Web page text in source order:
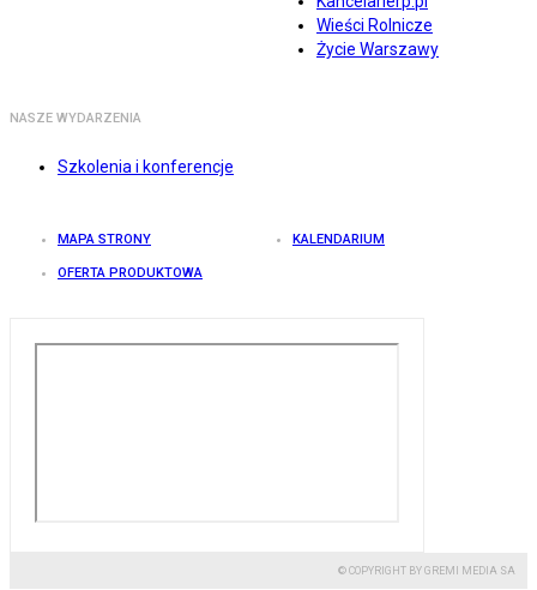
Wieści Rolnicze
Życie Warszawy
NASZE WYDARZENIA
Szkolenia i konferencje
MAPA STRONY KALENDARIUM
OFERTA PRODUKTOWA
© COPYRIGHT BY GREMI MEDIA SA